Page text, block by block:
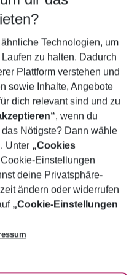
Technologien, um
zu halten. Dadurch
Plattform verstehen und
sowie Inhalte, Angebote
dich relevant sind und zu
, wenn du
Nötigste? Dann wähle
. Unter „Cookies
Einstellungen
deine Privatsphäre-
ändern oder widerrufen
„Cookie-Einstellungen